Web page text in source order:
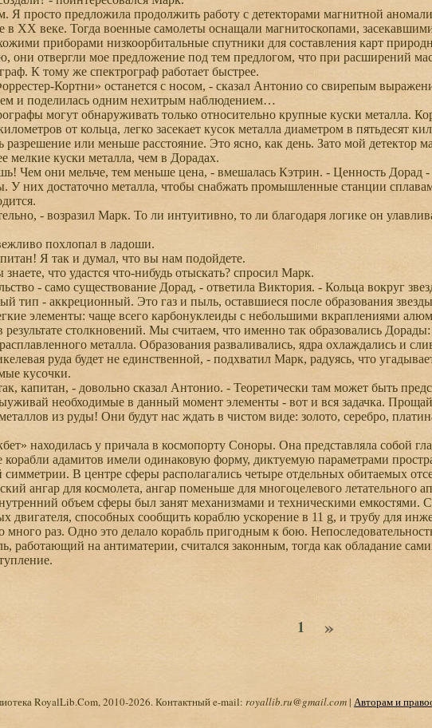
Я просто предложила продолжить работу с детекторами магнитной
в XX веке. Тогда военные самолеты оснащали магнитоскопами,
приборами низкоорбитальные спутники для составления карт
они отвергли мое предложение под тем предлогом, что при расширений
К тому же спектрограф работает быстрее.
Кортни» останется с носом, - сказал Антонио со свирепым
и поделилась одним нехитрым наблюдением…
могут обнаруживать только относительно крупные куски металла.
от кольца, легко засекает кусок металла диаметром в пятьдесят
разрешение или меньше расстояние. Это ясно, как день. Зато мой детектор
мелкие куски металла, чем в Дорадах.
Чем они мельче, тем меньше цена, - вмешалась Кэтрин. - Ценность Дорад
У них достаточно металла, чтобы снабжать промышленные станции
- возразил Марк. То ли интуитивно, то ли благодаря логике он
похлопал в ладоши.
Я так и думал, что вы нам подойдете.
что удастся что-нибудь отыскать? спросил Марк.
- само существование Дорад, - ответила Виктория. - Кольца вокруг
тип - аккреционный. Это газ и пыль, оставшиеся после образования
элементы: чаще всего карбонуклеиды с небольшими вкраплениями
результате столкновений. Мы считаем, что именно так образовались
металла. Образования разваливались, ядра охлаждались и
руда будет не единственной, - подхватил Марк, радуясь, что
кусочки.
капитан, - довольно сказал Антонио. - Теоретически там может быть
необходимые в данный момент элементы - вот и вся задачка.
из руды! Они будут нас ждать в чистом виде: золото, серебро,
находилась у причала в космопорту Соноры. Она представляла собой
корабли адамитов имели одинаковую форму, диктуемую параметрами
симметрии. В центре сферы располагались четыре отдельных обитаемых
ангар для космолета, ангар поменьше для многоцелевого летательного
объем сферы был занят механизмами и техническими емкостями.
двигателя, способных сообщить кораблю ускорение в 11 g, и трубу для
много раз. Одно это делало корабль пригодным к бою.
работающий на антиматерии, считался законным, тогда как обладание
1 »
RoyalLib.Com, 2010-2026. Контактный e-mail: royallib.ru@gmail.com| Авторам и